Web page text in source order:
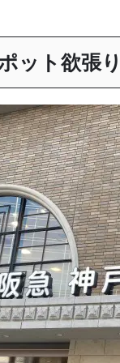
ット欲張